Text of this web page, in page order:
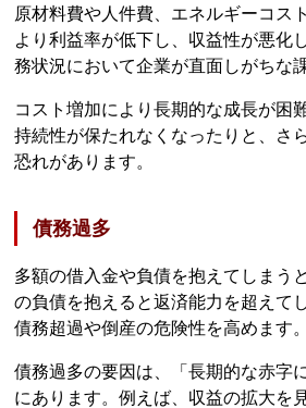
原材料費や人件費、エネルギーコス
より利益率が低下し、収益性が悪化
務状況において企業が直面しがちな
コスト増加により長期的な成長が困
持続性が保たれなくなったりと、さ
恐れがあります。
債務過多
多額の借入金や負債を抱えてしまう
の負債を抱えると返済能力を超えて
債務超過や倒産の危険性を高めます。
債務過多の要因は、「長期的な赤字
にあります。例えば、収益の拡大を